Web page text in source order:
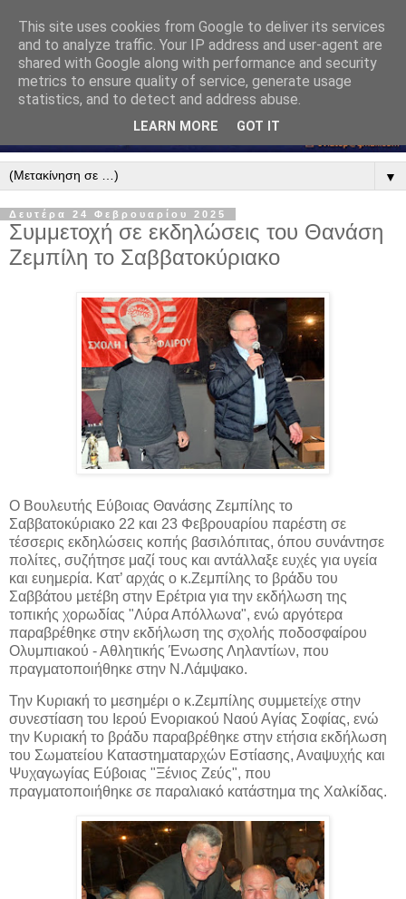
▼
Δευτέρα 24 Φεβρουαρίου 2025
Συμμετοχή σε εκδηλώσεις του Θανάση
Ζεμπίλη το Σαββατοκύριακο
Ο Βουλευτής Εύβοιας Θανάσης Ζεμπίλης το
Σαββατοκύριακο 22 και 23 Φεβρουαρίου παρέστη σε
τέσσερις εκδηλώσεις κοπής βασιλόπιτας, όπου συνάντησε
πολίτες, συζήτησε μαζί τους και αντάλλαξε ευχές για υγεία
και ευημερία. Κατ’ αρχάς ο κ.Ζεμπίλης το βράδυ του
Σαββάτου μετέβη στην Ερέτρια για την εκδήλωση της
τοπικής χορωδίας "Λύρα Απόλλωνα", ενώ αργότερα
παραβρέθηκε στην εκδήλωση της σχολής ποδοσφαίρου
Ολυμπιακού - Αθλητικής Ένωσης Ληλαντίων, που
πραγματοποιήθηκε στην Ν.Λάμψακο.
Την Κυριακή το μεσημέρι ο κ.Ζεμπίλης συμμετείχε στην
συνεστίαση του Ιερού Ενοριακού Ναού Αγίας Σοφίας, ενώ
την Κυριακή το βράδυ παραβρέθηκε στην ετήσια εκδήλωση
του Σωματείου Καταστηματαρχών Εστίασης, Αναψυχής και
Ψυχαγωγίας Εύβοιας "Ξένιος Ζεύς", που
πραγματοποιήθηκε σε παραλιακό κατάστημα της Χαλκίδας.
This site uses cookies from Google to deliver its services
and to analyze traffic. Your IP address and user-agent are
shared with Google along with performance and security
metrics to ensure quality of service, generate usage
statistics, and to detect and address abuse.
LEARN MORE GOT IT